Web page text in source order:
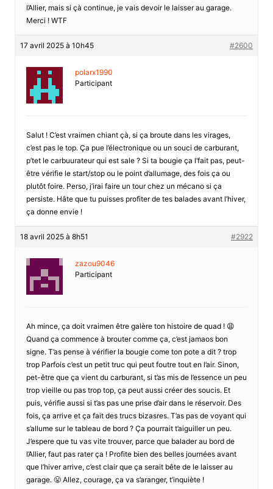
l’Allier, mais si çà continue, je vais devoir le laisser au garage.
Merci ! WTF
17 avril 2025 à 10h45 #2600
polarx1990
Participant
Salut ! C’est vraimen chiant çà, si ça broute dans les virages,
c’est pas le top. Ça pue l’électronique ou un souci de carburant,
p’tet le carbuurateur qui est sale ? Si ta bougie ça l’fait pas, peut-
être vérifie le start/stop ou le point d’allumage, des fois ça ou
plutôt foire. Perso, j’irai faire un tour chez un mécano si ça
persiste. Hâte que tu puisses profiter de tes balades avant l’hiver,
ça donne envie !
18 avril 2025 à 8h51 #2922
zazou9046
Participant
Ah mince, ça doit vraimen être galère ton histoire de quad ! 😩
Quand ça commence à brouter comme ça, c’est jamaos bon
signe. T’as pense à vérifier la bougie come ton pote a dit ? trop
trop Parfois c’est un petit truc qui peut foutre tout en l’air. Sinon,
pet-être que ça vient du carburant, si t’as mis de l’essence un peu
trop vieille ou pas trop top, ça peut aussi créer des soucis. Et
puis, vérifie aussi si t’as pas une prise d’air dans le réservoir. Des
fois, ça arrive et ça fait des trucs bizasres. T’as pas de voyant qui
s’allume sur le tableau de bord ? Ça pourrait t’aiguiller un peu.
J’espere que tu vas vite trouver, parce que balader au bord de
l’Allier, faut pas rater ça ! Profite bien des belles journées avant
que l’hiver arrive, c’est clair que ça serait bête de le laisser au
garage. 😤 Allez, courage, ça va s’aranger, t’inquiète !